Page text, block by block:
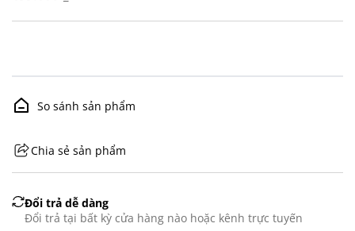
So sánh sản phẩm
GHS07 - Advarsel
Chia sẻ sản phẩm
Đổi trả dễ dàng
Đổi trả tại bất kỳ cửa hàng nào hoặc kênh trực tuyến